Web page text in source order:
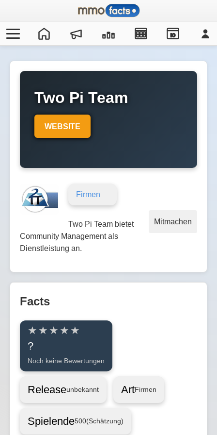
IO
Two Pi Team
WEBSITE
Firmen
Mitmachen
Two Pi Team bietet
Community Management als
Dienstleistung an.
Facts
?
Noch keine Bewertungen
Releaseunbekannt ArtFirmen
Spielende500(Schätzung)